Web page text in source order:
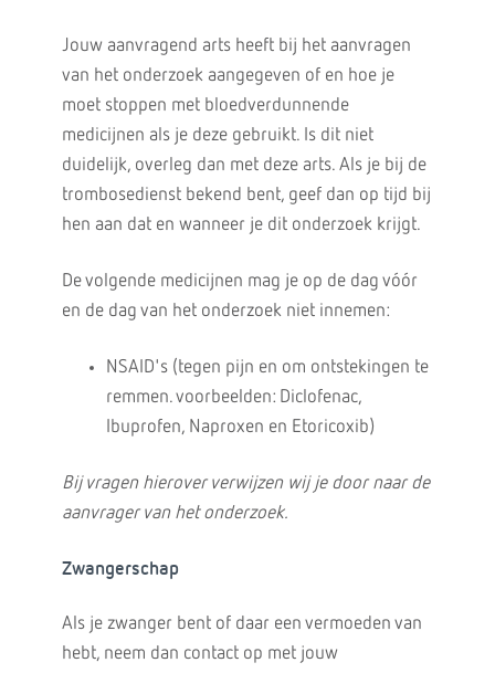
Jouw aanvragend arts heeft bij het aanvragen
van het onderzoek aangegeven of en hoe je
moet stoppen met bloedverdunnende
medicijnen als je deze gebruikt. Is dit niet
duidelijk, overleg dan met deze arts. Als je bij de
trombosedienst bekend bent, geef dan op tijd bij
hen aan dat en wanneer je dit onderzoek krijgt.
De volgende medicijnen mag je op de dag vóór
en de dag van het onderzoek niet innemen:
NSAID's (tegen pijn en om ontstekingen te
remmen. voorbeelden: Diclofenac,
Ibuprofen, Naproxen en Etoricoxib)
Bij vragen hierover verwijzen wij je door naar de
aanvrager van het onderzoek.
Zwangerschap
Als je zwanger bent of daar een vermoeden van
hebt, neem dan contact op met jouw